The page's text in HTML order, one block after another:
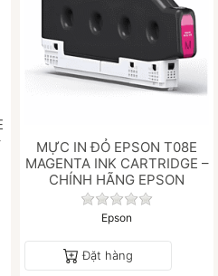
nào cho sản phẩm này.
MỰC IN ĐỎ EPSON T08E
MAGENTA INK CARTRIDGE –
CHÍNH HÃNG EPSON
Chưa có đánh
Epson
Đặt hàng